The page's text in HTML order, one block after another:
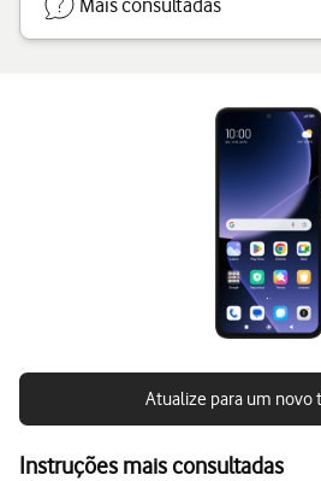
Mais consultadas
Atualize para um novo
Instruções mais consultadas